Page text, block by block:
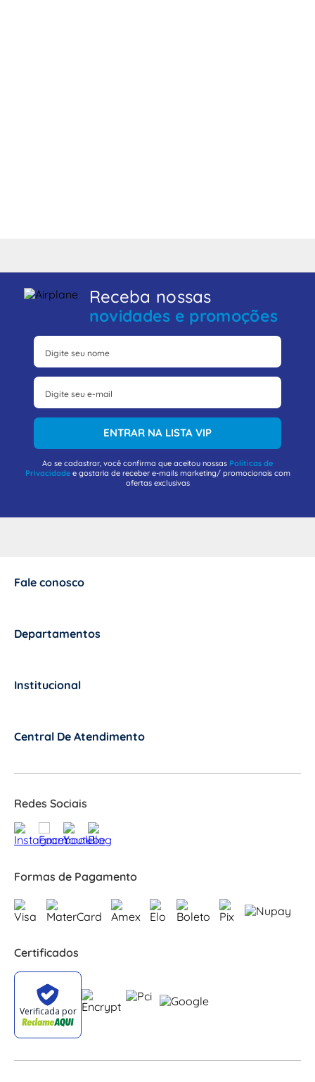
Receba nossas
novidades e promoções
ENTRAR NA LISTA VIP
Ao se cadastrar, você confirma que aceitou nossas Políticas de
Privacidadee gostaria de receber e-mails marketing/ promocionais com
ofertas exclusivas
Fale conosco
Departamentos
Institucional
Central De Atendimento
Redes Sociais
Formas de Pagamento
Certificados